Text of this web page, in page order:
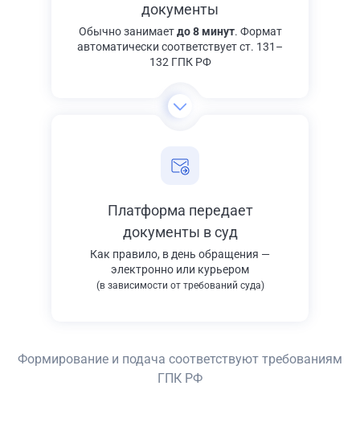
документы
Обычно занимаетдо 8 минут. Формат
автоматически соответствует ст. 131–
132 ГПК РФ
Платформа передает
документы в суд
Как правило, в день обращения —
электронно или курьером
(в зависимости от требований суда)
Формирование и подача соответствуют требованиям
ГПК РФ